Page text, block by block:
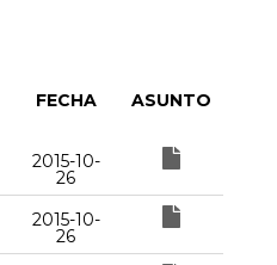
FECHA ASUNTO
2015-10-
26
2015-10-
26